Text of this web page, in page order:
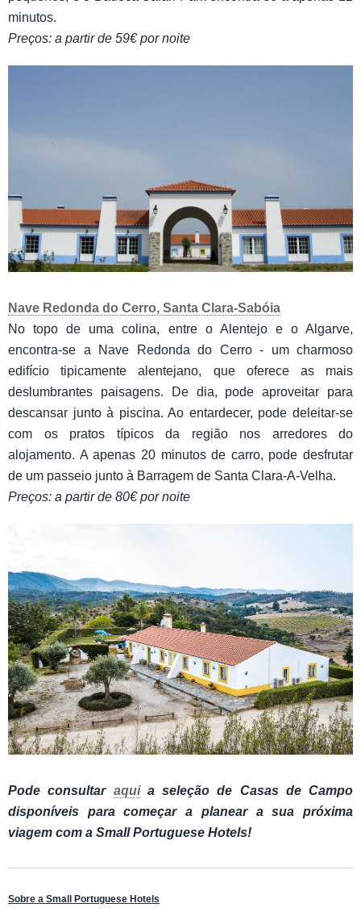
minutos.
Preços: a partir de 59€ por noite
Nave Redonda do Cerro, Santa Clara-Sabóia
No topo de uma colina, entre o Alentejo e o Algarve,
encontra-se a Nave Redonda do Cerro - um charmoso
edifício tipicamente alentejano, que oferece as mais
deslumbrantes paisagens. De dia, pode aproveitar para
descansar junto à piscina. Ao entardecer, pode deleitar-se
com os pratos típicos da região nos arredores do
alojamento. A apenas 20 minutos de carro, pode desfrutar
de um passeio junto à Barragem de Santa Clara-A-Velha.
Preços: a partir de 80€ por noite
Pode consultar aquia seleção de Casas de Campo
disponíveis para começar a planear a sua próxima
viagem com a Small Portuguese Hotels!
Sobre a Small Portuguese Hotels